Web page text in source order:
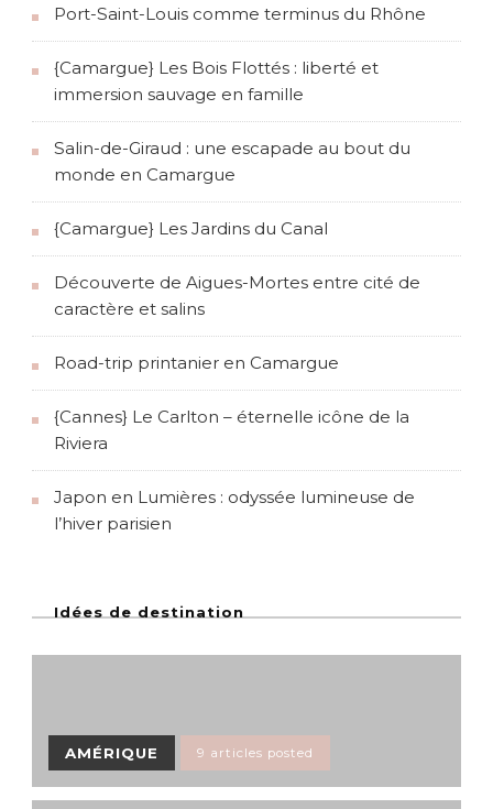
Port-Saint-Louis comme terminus du Rhône
{Camargue} Les Bois Flottés : liberté et
immersion sauvage en famille
Salin-de-Giraud : une escapade au bout du
monde en Camargue
{Camargue} Les Jardins du Canal
Découverte de Aigues-Mortes entre cité de
caractère et salins
Road-trip printanier en Camargue
{Cannes} Le Carlton – éternelle icône de la
Riviera
Japon en Lumières : odyssée lumineuse de
l’hiver parisien
Idées de destination
AMÉRIQUE 9 articles posted